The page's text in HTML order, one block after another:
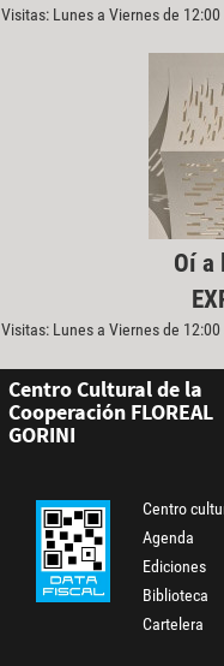
Visitas: Lunes a Viernes de
Oí a
Visitas: Lunes a Viernes de
Centro Cultural de la
Cooperación FLOREAL
GORINI
Centro
Agenda
Ediciones
Biblioteca
Cartelera